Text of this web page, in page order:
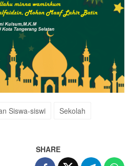
Siswa-siswi
Sekolah
SHARE